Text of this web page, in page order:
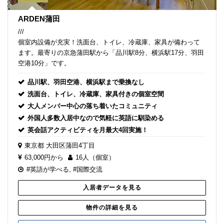
ARDEN蒲田
///
個室内設備が充実！洗面台、トイレ、冷蔵庫、家具が備わって
ます。最寄りの京急蒲田駅から「品川駅8分、横浜駅17分、羽田
空港10分」です。
品川駅、羽田空港、横浜駅まで乗換なし
洗面台、トイレ、冷蔵庫、家具付きの個室空間
大人メンバー中心の落ち着いたコミュニティ
外国人多数入居中なので気軽に英語に馴染める
英会話アクティビティを月最大4回実施！
東京都 大田区蒲田4丁目
63,000円から
16人（個室）
#英語が学べる #国際交流
入居者データを見る
物件の詳細を見る